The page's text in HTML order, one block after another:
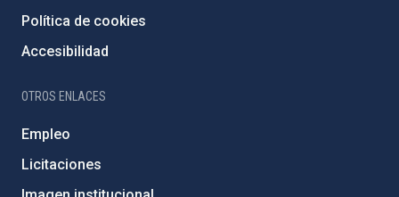
Política de cookies
Accesibilidad
OTROS ENLACES
Empleo
Licitaciones